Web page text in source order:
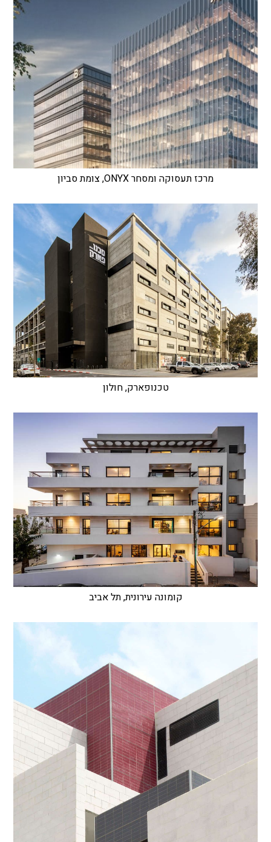
מרכז תעסוקה ומסחר ONYX, צומת סביון
טכנופארק, חולון
קומונה עירונית, תל אביב